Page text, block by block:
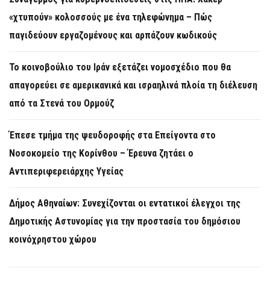
«χτυπούν» κολοσσούς με ένα τηλεφώνημα – Πώς
παγιδεύουν εργαζομένους και αρπάζουν κωδικούς
Το κοινοβούλιο του Ιράν εξετάζει νομοσχέδιο που θα
απαγορεύει σε αμερικανικά και ισραηλινά πλοία τη διέλευση
από τα Στενά του Ορμούζ
Έπεσε τμήμα της ψευδοροφής στα Επείγοντα στο
Νοσοκομείο της Κορίνθου – Έρευνα ζητάει ο
Αντιπεριφερειάρχης Υγείας
Δήμος Αθηναίων: Συνεχίζονται οι εντατικοί έλεγχοι της
Δημοτικής Αστυνομίας για την προστασία του δημόσιου
κοινόχρηστου χώρου